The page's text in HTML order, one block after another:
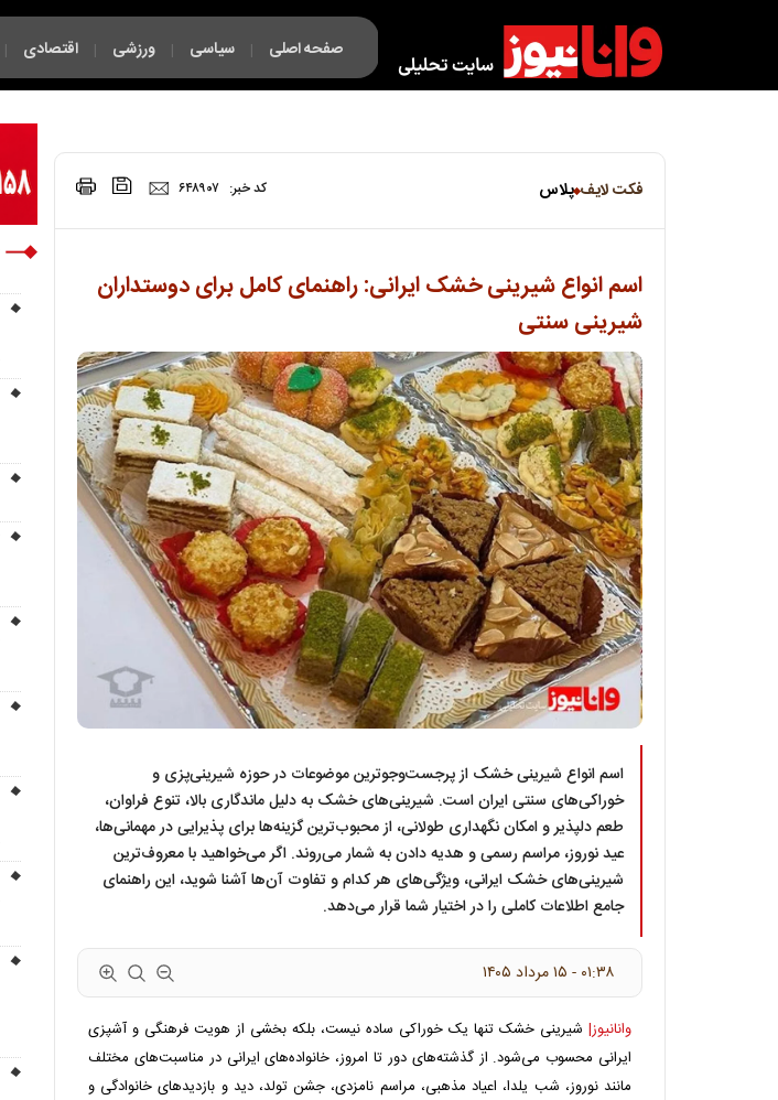
صفحه اصلی | سیاسی | ورزشی | اقتصادی |
فکت لایف | چند رسانه ای |
فکت لایف پلاس کد خبر: ۶۴۸۹۰۷
اسم انواع شیرینی خشک ایرانی: راهنمای کامل برای دوستداران
شیرینی سنتی
اسم انواع شیرینی خشک از پرجست‌وجوترین موضوعات در حوزه شیرینی‌پزی و
خوراکی‌های سنتی ایران است. شیرینی‌های خشک به دلیل ماندگاری بالا، تنوع فراوان،
طعم دلپذیر و امکان نگهداری طولانی، از محبوب‌ترین گزینه‌ها برای پذیرایی در مهمانی‌ها،
عید نوروز، مراسم رسمی و هدیه دادن به شمار می‌روند. اگر می‌خواهید با معروف‌ترین
شیرینی‌های خشک ایرانی، ویژگی‌های هر کدام و تفاوت آن‌ها آشنا شوید، این راهنمای
جامع اطلاعات کاملی را در اختیار شما قرار می‌دهد.
۰۱:۳۸ - ۱۵ مرداد ۱۴۰۵
وانانیوز| شیرینی خشک تنها یک خوراکی ساده نیست، بلکه بخشی از هویت فرهنگی و آشپزی
ایرانی محسوب می‌شود. از گذشته‌های دور تا امروز، خانواده‌های ایرانی در مناسبت‌های مختلف
مانند نوروز، شب یلدا، اعیاد مذهبی، مراسم نامزدی، جشن تولد، دید و بازدیدهای خانوادگی و